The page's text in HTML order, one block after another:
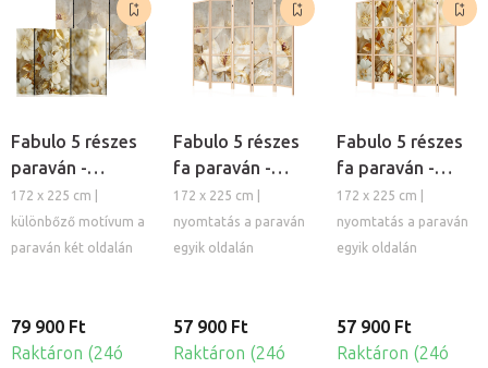
Fabulo 5 részes
paraván -
Elegáns virágok /
Arany virágok
172 x 225 cm |
különbőző motívum a
paraván két oldalán
79 900 Ft
Raktáron (24ó
Fabulo 5 részes
fa paraván -
Elegáns virágok
172 x 225 cm |
nyomtatás a paraván
egyik oldalán
57 900 Ft
Raktáron (24ó
Fabulo 5 részes
fa paraván -
Arany virágok
172 x 225 cm |
nyomtatás a paraván
egyik oldalán
57 900 Ft
Raktáron (24ó